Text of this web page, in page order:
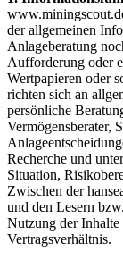
der allgemeinen
Anlageberatung
Aufforderung oder
Wertpapieren oder
richten sich an
persönliche
Vermögensberater,
Recherche und
Situation,
Zwischen der
und den Lesern
Nutzung der
Vertragsverhältnis.